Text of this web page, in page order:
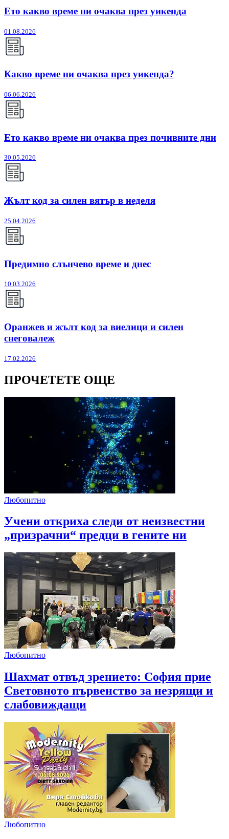
Ето какво време ни очаква през уикенда
01.08.2026
Какво време ни очаква през уикенда?
06.06.2026
Ето какво време ни очаква през почивните дни
30.05.2026
Жълт код за силен вятър в неделя
25.04.2026
Предимно слънчево време и днес
10.03.2026
Оранжев и жълт код за виелици и силен
снеговалеж
17.02.2026
ПРОЧЕТЕТЕ ОЩЕ
Любопитно
Учени откриха следи от неизвестни
„призрачни“ предци в гените ни
Любопитно
Шахмат отвъд зрението: София прие
Световното първенство за незрящи и
слабовиждащи
Любопитно